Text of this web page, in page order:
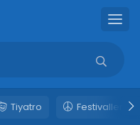
Tiyatro Festivaller